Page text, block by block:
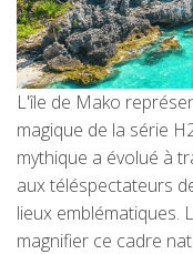
L'île de Mako
magique de la série
mythique a évolué à
aux téléspectateurs
lieux emblématiques.
magnifier ce cadre